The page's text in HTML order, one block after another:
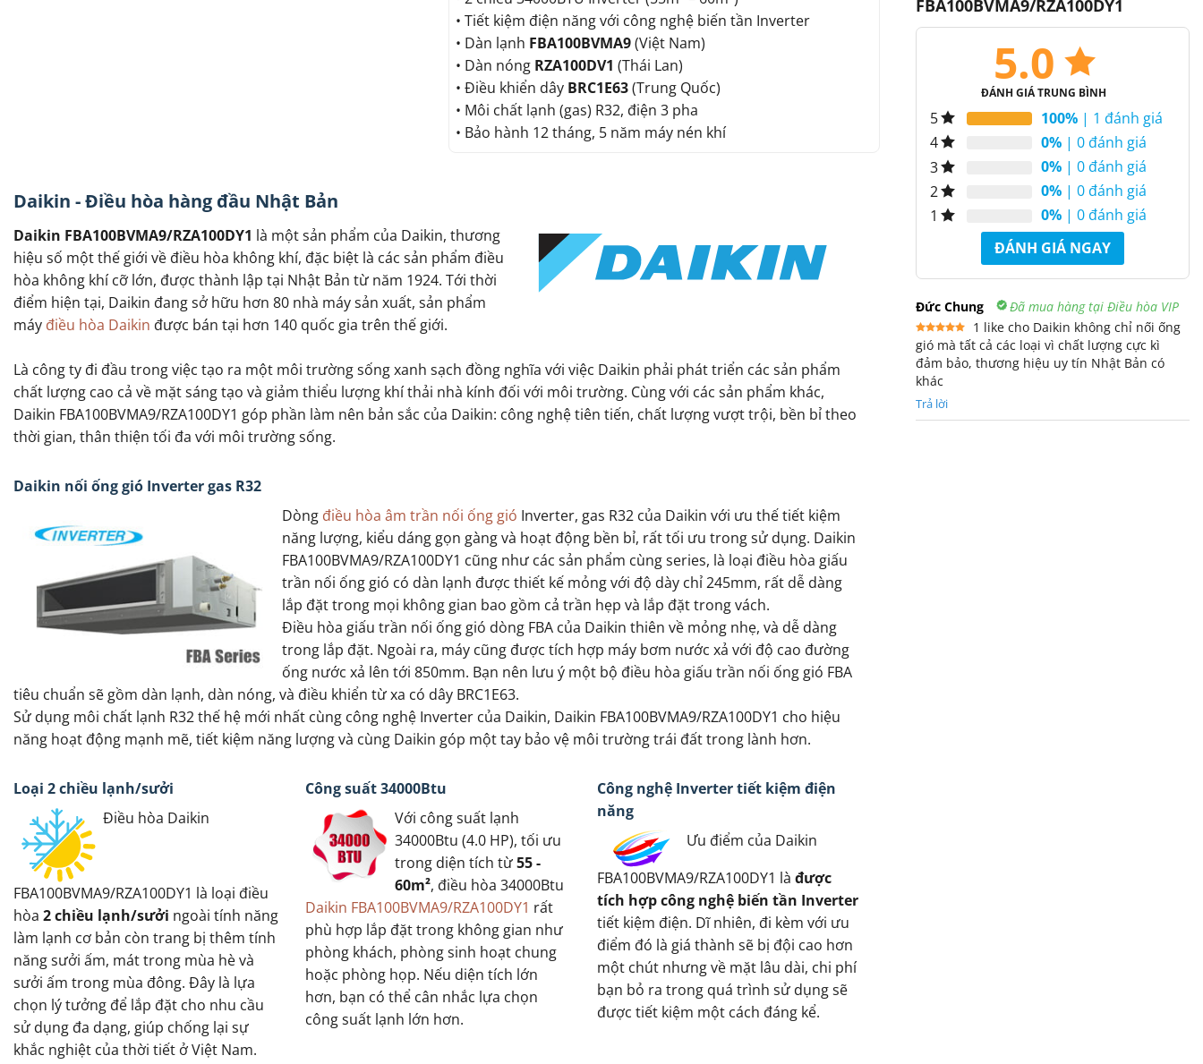
• Tiết kiệm điện năng với công nghệ biến tần Inverter
• Dàn lạnh FBA100BVMA9(Việt Nam)
• Dàn nóng RZA100DV1 (Thái Lan)
• Điều khiển dây BRC1E63(Trung Quốc)
• Môi chất lạnh (gas) R32, điện 3 pha
• Bảo hành 12 tháng, 5 năm máy nén khí
Daikin - Điều hòa hàng đầu Nhật Bản
Daikin FBA100BVMA9/RZA100DY1 là một sản phẩm của Daikin, thương
hiệu số một thế giới về điều hòa không khí, đặc biệt là các sản phẩm điều
hòa không khí cỡ lớn, được thành lập tại Nhật Bản từ năm 1924. Tới thời
điểm hiện tại, Daikin đang sở hữu hơn 80 nhà máy sản xuất, sản phẩm
máy điều hòa Daikin được bán tại hơn 140 quốc gia trên thế giới.
Là công ty đi đầu trong việc tạo ra một môi trường sống xanh sạch đồng nghĩa với việc Daikin phải phát triển các sản phẩm
chất lượng cao cả về mặt sáng tạo và giảm thiểu lượng khí thải nhà kính đối với môi trường. Cùng với các sản phẩm khác,
Daikin FBA100BVMA9/RZA100DY1 góp phần làm nên bản sắc của Daikin: công nghệ tiên tiến, chất lượng vượt trội, bền bỉ theo
thời gian, thân thiện tối đa với môi trường sống.
Daikin nối ống gió Inverter gas R32
Dòng điều hòa âm trần nối ống gió Inverter, gas R32 của Daikin với ưu thế tiết kiệm
năng lượng, kiểu dáng gọn gàng và hoạt động bền bỉ, rất tối ưu trong sử dụng. Daikin
FBA100BVMA9/RZA100DY1 cũng như các sản phẩm cùng series, là loại điều hòa giấu
trần nối ống gió có dàn lạnh được thiết kế mỏng với độ dày chỉ 245mm, rất dễ dàng
lắp đặt trong mọi không gian bao gồm cả trần hẹp và lắp đặt trong vách.
Điều hòa giấu trần nối ống gió dòng FBA của Daikin thiên về mỏng nhẹ, và dễ dàng
trong lắp đặt. Ngoài ra, máy cũng được tích hợp máy bơm nước xả với độ cao đường
ống nước xả lên tới 850mm. Bạn nên lưu ý một bộ điều hòa giấu trần nối ống gió FBA
tiêu chuẩn sẽ gồm dàn lạnh, dàn nóng, và điều khiển từ xa có dây BRC1E63.
Sử dụng môi chất lạnh R32 thế hệ mới nhất cùng công nghệ Inverter của Daikin, Daikin FBA100BVMA9/RZA100DY1 cho hiệu
năng hoạt động mạnh mẽ, tiết kiệm năng lượng và cùng Daikin góp một tay bảo vệ môi trường trái đất trong lành hơn.
Loại 2 chiều lạnh/sưởi
Điều hòa Daikin
FBA100BVMA9/RZA100DY1 là loại điều
hòa 2 chiều lạnh/sưởi ngoài tính năng
làm lạnh cơ bản còn trang bị thêm tính
năng sưởi ấm, mát trong mùa hè và
sưởi ấm trong mùa đông. Đây là lựa
chọn lý tưởng để lắp đặt cho nhu cầu
sử dụng đa dạng, giúp chống lại sự
khắc nghiệt của thời tiết ở Việt Nam.
Công suất 34000Btu
Với công suất lạnh
34000Btu (4.0 HP), tối ưu
trong diện tích từ55 -
60m², điều hòa 34000Btu
Daikin FBA100BVMA9/RZA100DY1 rất
phù hợp lắp đặt trong không gian như
phòng khách, phòng sinh hoạt chung
hoặc phòng họp. Nếu diện tích lớn
hơn, bạn có thể cân nhắc lựa chọn
công suất lạnh lớn hơn.
Công nghệ Inverter tiết kiệm điện
năng
Ưu điểm của Daikin
FBA100BVMA9/RZA100DY1 là được
tích hợp công nghệ biến tần Inverter
tiết kiệm điện. Dĩ nhiên, đi kèm với ưu
điểm đó là giá thành sẽ bị đội cao hơn
một chút nhưng về mặt lâu dài, chi phí
bạn bỏ ra trong quá trình sử dụng sẽ
được tiết kiệm một cách đáng kể.
FBA100BVMA9/RZA100DY1
5.0
ĐÁNH GIÁ TRUNG BÌNH
5 100% | 1 đánh giá
4
0% | 0 đánh giá
3
0% | 0 đánh giá
2
0% | 0 đánh giá
1
0% | 0 đánh giá
ĐÁNH GIÁ NGAY
Đức Chung Đã mua hàng tại Điều hòa VIP
Được xếp
hạng 55
sao
1 like cho Daikin không chỉ nối ống
gió mà tất cả các loại vì chất lượng cực kì
đảm bảo, thương hiệu uy tín Nhật Bản có
khác
Trả lời